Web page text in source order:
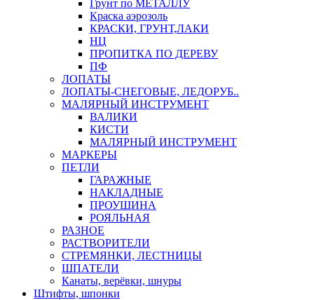
Грунт по МЕТАЛЛУ
Краска аэрозоль
КРАСКИ, ГРУНТ,ЛАКИ
НЦ
ПРОПИТКА ПО ДЕРЕВУ
ПФ
ЛОПАТЫ
ЛОПАТЫ-СНЕГОВЫЕ, ЛЕДОРУБ..
МАЛЯРНЫЙ ИНСТРУМЕНТ
ВАЛИКИ
КИСТИ
МАЛЯРНЫЙ ИНСТРУМЕНТ
МАРКЕРЫ
ПЕТЛИ
ГАРАЖНЫЕ
НАКЛАДНЫЕ
ПРОУШИНА
РОЯЛЬНАЯ
РАЗНОЕ
РАСТВОРИТЕЛИ
СТРЕМЯНКИ, ЛЕСТНИЦЫ
ШПАТЕЛИ
Канаты, верёвки, шнуры
Штифты, шпонки